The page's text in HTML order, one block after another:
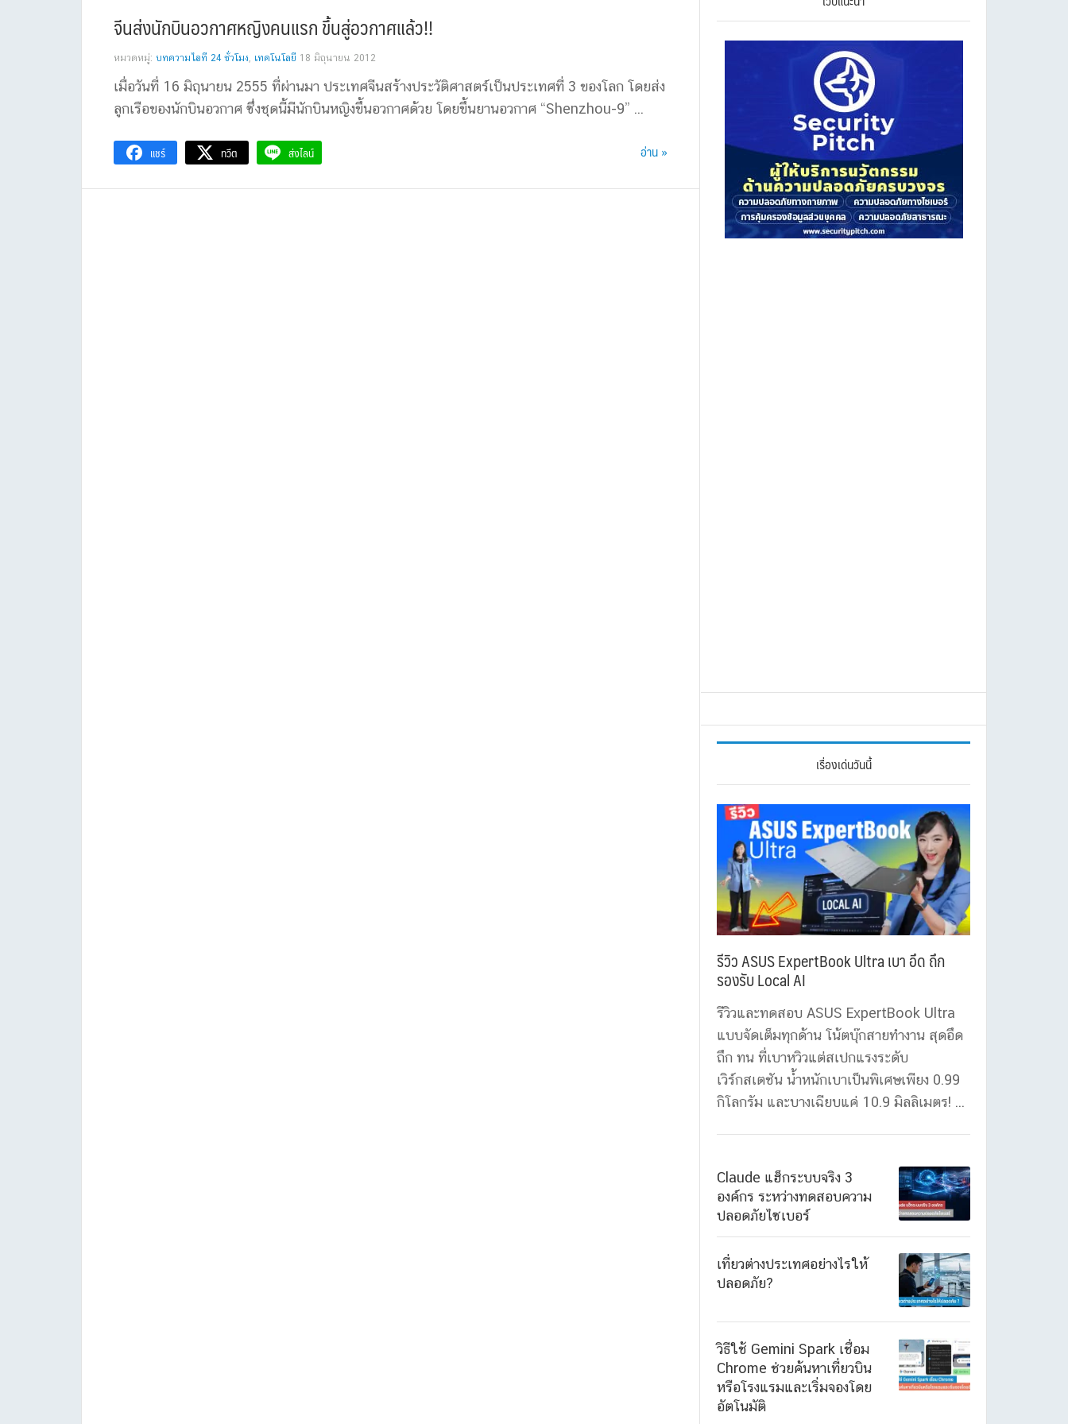
จีนส่งนักบินอวกาศหญิงคนแรก ขึ้นสู่อวกาศแล้ว!!
หมวดหมู่: บทความไอที 24 ชั่วโมง, เทคโนโลยี 18 มิถุนายน 2012
เมื่อวันที่ 16 มิถุนายน 2555 ที่ผ่านมา ประเทศจีนสร้างประวัติศาสตร์เป็นประเทศที่ 3 ของโลก โดยส่ง
ลูกเรือของนักบินอวกาศ ซึ่งชุดนี้มีนักบินหญิงขึ้นอวกาศด้วย โดยขึ้นยานอวกาศ “Shenzhou-9” ...
แชร์ ทวีต ส่งไลน์ อ่าน »
เรื่องเด่นวันนี้
รีวิว ASUS ExpertBook Ultra เบา อึด ถึก
รองรับ Local AI
รีวิวและทดสอบ ASUS ExpertBook Ultra
แบบจัดเต็มทุกด้าน โน้ตบุ๊กสายทำงาน สุดอึด
ถึก ทน ที่เบาหวิวแต่สเปกแรงระดับ
เวิร์กสเตชัน น้ำหนักเบาเป็นพิเศษเพียง 0.99
กิโลกรัม และบางเฉียบแค่ 10.9 มิลลิเมตร! ...
Claude แฮ็กระบบจริง 3
องค์กร ระหว่างทดสอบความ
ปลอดภัยไซเบอร์
เที่ยวต่างประเทศอย่างไรให้
ปลอดภัย?
วิธีใช้ Gemini Spark เชื่อม
Chrome ช่วยค้นหาเที่ยวบิน
หรือโรงแรมและเริ่มจองโดย
อัตโนมัติ